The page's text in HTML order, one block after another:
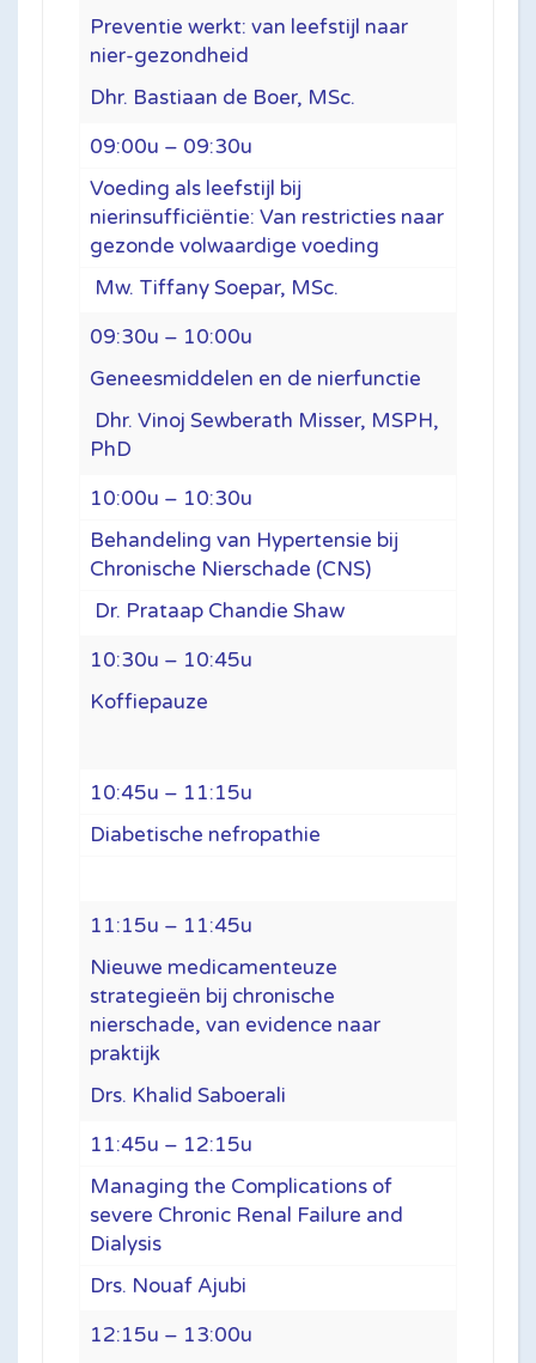
Preventie werkt: van leefstijl naar
nier-gezondheid
Dhr. Bastiaan de Boer, MSc.
09:00u – 09:30u
Voeding als leefstijl bij
nierinsufficiëntie: Van restricties naar
gezonde volwaardige voeding
Mw. Tiffany Soepar, MSc.
09:30u – 10:00u
Geneesmiddelen en de nierfunctie
Dhr. Vinoj Sewberath Misser, MSPH,
PhD
10:00u – 10:30u
Behandeling van Hypertensie bij
Chronische Nierschade (CNS)
Dr. Prataap Chandie Shaw
10:30u – 10:45u
Koffiepauze
10:45u – 11:15u
Diabetische nefropathie
11:15u – 11:45u
Nieuwe medicamenteuze
strategieën bij chronische
nierschade, van evidence naar
praktijk
Drs. Khalid Saboerali
11:45u – 12:15u
Managing the Complications of
severe Chronic Renal Failure and
Dialysis
Drs. Nouaf Ajubi
12:15u – 13:00u